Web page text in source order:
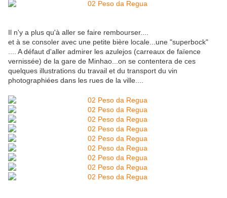
Il n'y a plus qu'à aller se faire rembourser....
et à se consoler avec une petite bière locale...une "superbock"
.... A défaut d'aller admirer les azulejos (carreaux de faïence
vernissée) de la gare de Minhao...on se contentera de ces
quelques illustrations du travail et du transport du vin
photographiées dans les rues de la ville....